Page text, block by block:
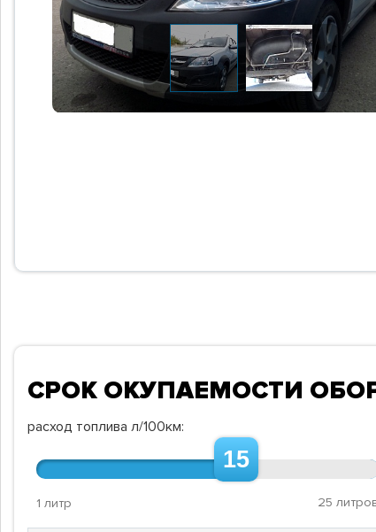
СРОК ОКУПАЕМОСТИ
расход топлива л/100км:
15
1 литр 25